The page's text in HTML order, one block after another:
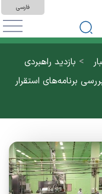
فارسی
> بازدید راهبردی
برنامه‌های استقرار